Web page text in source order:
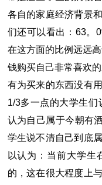
各自的家庭经济背景
们还可以看出：63。
在这方面的比例远远
钱购买自己非常喜欢
有为买来的东西没有
1/3多一点的大学生
认为自己属于今朝有
学生说不清自己到底
以认为：当前大学生
的，这在很大程度上